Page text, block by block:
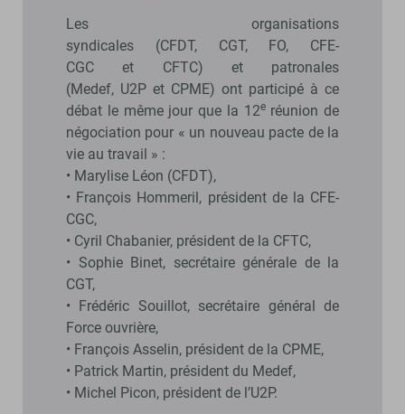
Les organisations
syndicales (CFDT, CGT, FO, CFE-
CGC et CFTC) et patronales
(Medef, U2P et CPME) ont participé à ce
débat le même jour que la 12eréunion de
négociation pour « un nouveau pacte de la
vie au travail » :
• Marylise Léon (CFDT),
• François Hommeril, président de la CFE-
CGC,
• Cyril Chabanier, président de la CFTC,
• Sophie Binet, secrétaire générale de la
CGT,
• Frédéric Souillot, secrétaire général de
Force ouvrière,
• François Asselin, président de la CPME,
• Patrick Martin, président du Medef,
• Michel Picon, président de l’U2P.